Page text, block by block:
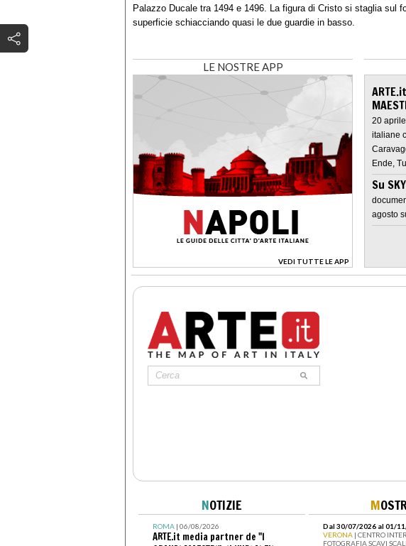
Palazzo Ducale tra 1494 e 1496. La figura di Cristo si staglia sul
superficie schiacciando quasi le due guardie in basso.
LE NOSTRE APP
VEDI TUTTE LE APP
>
20
italiane
Ende,
Su
agosto
NOTIZIE
ROMA| 06/08/2026
ARTE.it media partner de "I
M
Dal 30/07/2026 al 01/
VERONA | CENTRO
FOTOGRAFIA SCAVI